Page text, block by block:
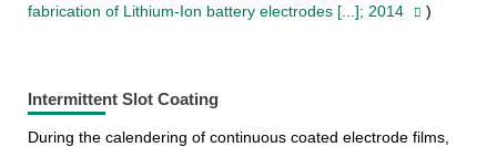
fabrication of Lithium-Ion battery electrodes [...]; 2014
)
Intermittent Slot Coating
During the calendering of continuous coated electrode films,